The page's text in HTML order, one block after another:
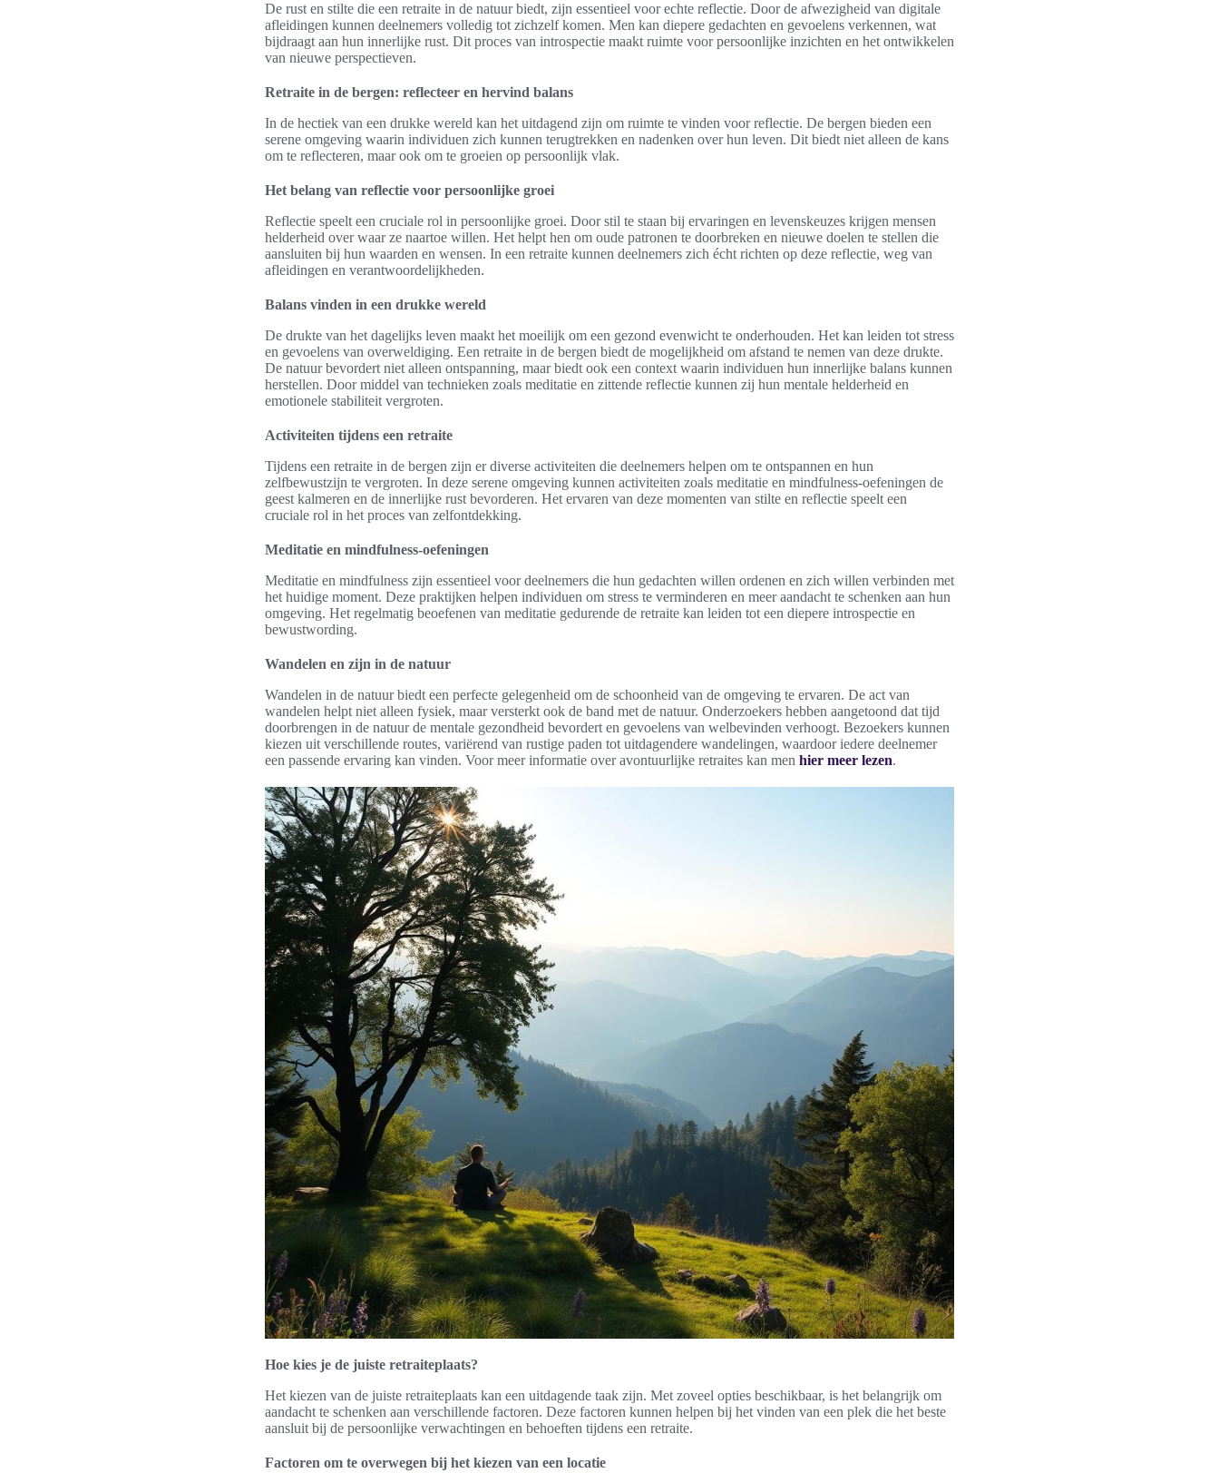
De rust en stilte die een retraite in de natuur biedt, zijn essentieel voor echte reflectie. Door de afwezigheid van digitale
afleidingen kunnen deelnemers volledig tot zichzelf komen. Men kan diepere gedachten en gevoelens verkennen, wat
bijdraagt aan hun innerlijke rust. Dit proces van introspectie maakt ruimte voor persoonlijke inzichten en het ontwikkelen
van nieuwe perspectieven.
Retraite in de bergen: reflecteer en hervind balans
In de hectiek van een drukke wereld kan het uitdagend zijn om ruimte te vinden voor reflectie. De bergen bieden een
serene omgeving waarin individuen zich kunnen terugtrekken en nadenken over hun leven. Dit biedt niet alleen de kans
om te reflecteren, maar ook om te groeien op persoonlijk vlak.
Het belang van reflectie voor persoonlijke groei
Reflectie speelt een cruciale rol in persoonlijke groei. Door stil te staan bij ervaringen en levenskeuzes krijgen mensen
helderheid over waar ze naartoe willen. Het helpt hen om oude patronen te doorbreken en nieuwe doelen te stellen die
aansluiten bij hun waarden en wensen. In een retraite kunnen deelnemers zich écht richten op deze reflectie, weg van
afleidingen en verantwoordelijkheden.
Balans vinden in een drukke wereld
De drukte van het dagelijks leven maakt het moeilijk om een gezond evenwicht te onderhouden. Het kan leiden tot stress
en gevoelens van overweldiging. Een retraite in de bergen biedt de mogelijkheid om afstand te nemen van deze drukte.
De natuur bevordert niet alleen ontspanning, maar biedt ook een context waarin individuen hun innerlijke balans kunnen
herstellen. Door middel van technieken zoals meditatie en zittende reflectie kunnen zij hun mentale helderheid en
emotionele stabiliteit vergroten.
Activiteiten tijdens een retraite
Tijdens een retraite in de bergen zijn er diverse activiteiten die deelnemers helpen om te ontspannen en hun
zelfbewustzijn te vergroten. In deze serene omgeving kunnen activiteiten zoals meditatie en mindfulness-oefeningen de
geest kalmeren en de innerlijke rust bevorderen. Het ervaren van deze momenten van stilte en reflectie speelt een
cruciale rol in het proces van zelfontdekking.
Meditatie en mindfulness-oefeningen
Meditatie en mindfulness zijn essentieel voor deelnemers die hun gedachten willen ordenen en zich willen verbinden met
het huidige moment. Deze praktijken helpen individuen om stress te verminderen en meer aandacht te schenken aan hun
omgeving. Het regelmatig beoefenen van meditatie gedurende de retraite kan leiden tot een diepere introspectie en
bewustwording.
Wandelen en zijn in de natuur
Wandelen in de natuur biedt een perfecte gelegenheid om de schoonheid van de omgeving te ervaren. De act van
wandelen helpt niet alleen fysiek, maar versterkt ook de band met de natuur. Onderzoekers hebben aangetoond dat tijd
doorbrengen in de natuur de mentale gezondheid bevordert en gevoelens van welbevinden verhoogt. Bezoekers kunnen
kiezen uit verschillende routes, variërend van rustige paden tot uitdagendere wandelingen, waardoor iedere deelnemer
een passende ervaring kan vinden. Voor meer informatie over avontuurlijke retraites kan men hier meer lezen.
Hoe kies je de juiste retraiteplaats?
Het kiezen van de juiste retraiteplaats kan een uitdagende taak zijn. Met zoveel opties beschikbaar, is het belangrijk om
aandacht te schenken aan verschillende factoren. Deze factoren kunnen helpen bij het vinden van een plek die het beste
aansluit bij de persoonlijke verwachtingen en behoeften tijdens een retraite.
Factoren om te overwegen bij het kiezen van een locatie